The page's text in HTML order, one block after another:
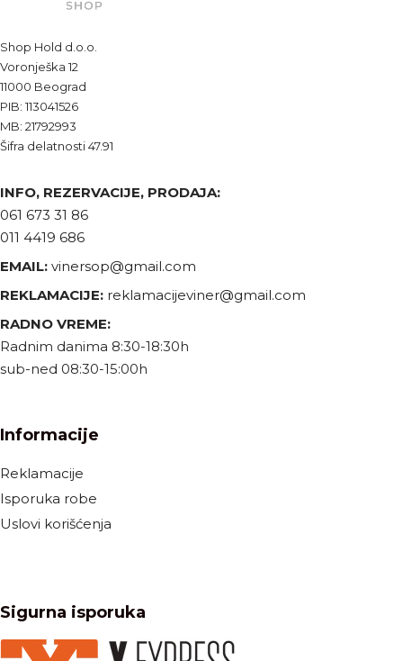
Shop Hold d.o.o.
Voronješka 12
11000 Beograd
PIB: 113041526
MB: 21792993
Šifra delatnosti 47.91
INFO, REZERVACIJE, PRODAJA:
061 673 31 86
011 4419 686
EMAIL: vinersop@gmail.com
REKLAMACIJE: reklamacijeviner@gmail.com
RADNO VREME:
Radnim danima 8:30-18:30h
sub-ned 08:30-15:00h
Informacije
Reklamacije
Isporuka robe
Uslovi korišćenja
Sigurna isporuka